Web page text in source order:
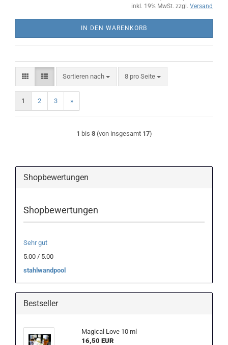
inkl. 19% MwSt. zzgl. Versand
IN DEN WARENKORB
Sortieren nach
Sortieren nach 8 pro Seite
pro Seite
1 2 3 »
1 bis 8(von insgesamt 17)
Shopbewertungen
Shopbewertungen
Sehr gut
5.00 / 5.00
stahlwandpool
Bestseller
Magical Love 10 ml
16,50 EUR